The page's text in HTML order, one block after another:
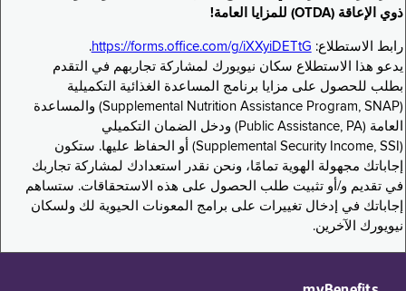
ذوي الإعاقة (OTDA) للمزايا العامة!
رابط الاستطلاع: https://forms.office.com/g/iXXyiDETtG
.
يدعو هذا الاستطلاع سكان نيويورك لمشاركة تجاربهم في التقدم
بطلب للحصول على مزايا برنامج المساعدة الغذائية التكميلية
(Supplemental Nutrition Assistance Program, SNAP) والمساعدة
العامة (Public Assistance, PA) ودخل الضمان التكميلي
(Supplemental Security Income, SSI) أو الحفاظ عليها. ستكون
إجاباتك مجهولة الهوية تمامًا، ونحن نقدر استعدادك لمشاركة تجاربك
في تقديم و/أو تثبيت طلب الحصول على هذه الاستحقاقات. ستساهم
إجاباتك في إدخال تغييرات على برامج المعونات الحيوية لك ولسكان
نيويورك الآخرين.